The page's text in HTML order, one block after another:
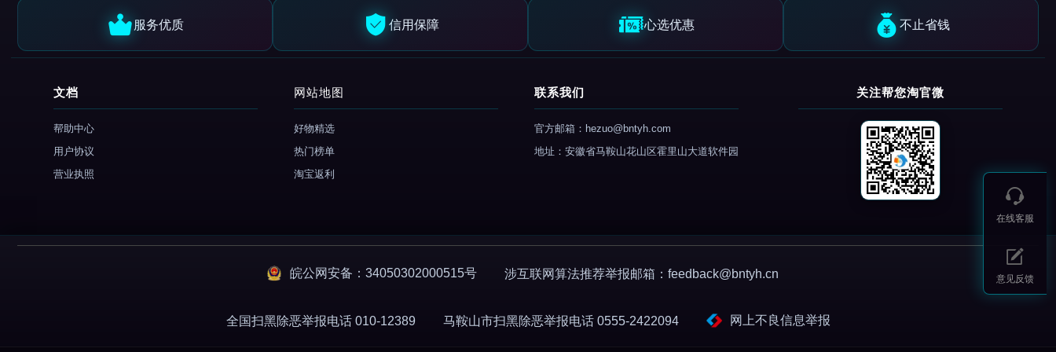
服务优质 信用保障 心选优惠 不止省钱
文档
帮助中心
用户协议
营业执照
网站地图
好物精选
热门榜单
淘宝返利
联系我们
官方邮箱：hezuo@bntyh.com
地址：安徽省马鞍山花山区霍里山大道软件园
关注帮您淘官微
皖公网安备：34050302000515号 涉互联网算法推荐举报邮箱：feedback@bntyh.cn
全国扫黑除恶举报电话 010-12389 马鞍山市扫黑除恶举报电话 0555-2422094 网上不良信息举报
在线客服
意见反馈